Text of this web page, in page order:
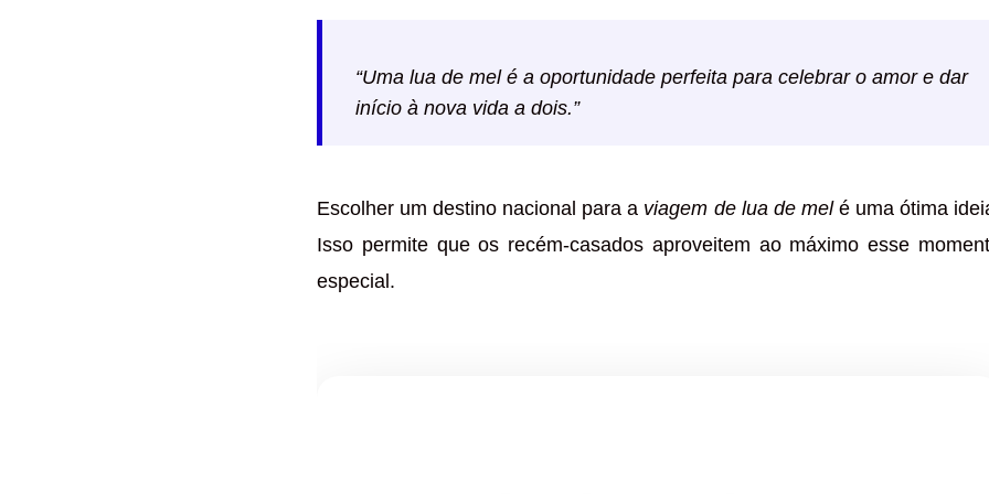
“Uma lua de mel é a oportunidade perfeita para celebrar o amore dar
início à nova vida a dois.”
Escolher um destino nacional para a viagem de lua de melé uma ótima
Isso permite que os recém-casados aproveitem ao máximo esse
especial.